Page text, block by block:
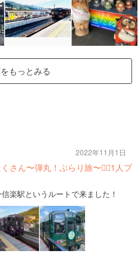
もっとみる
さん〜弾丸！ぶらり旅〜🚶‍♀️1人プ
楽駅というルートで来ました！
2022年11月1日